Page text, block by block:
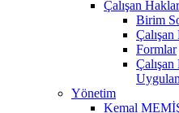
Çalışan
Birim
Çalışan
Formlar
Yönetim
Kemal